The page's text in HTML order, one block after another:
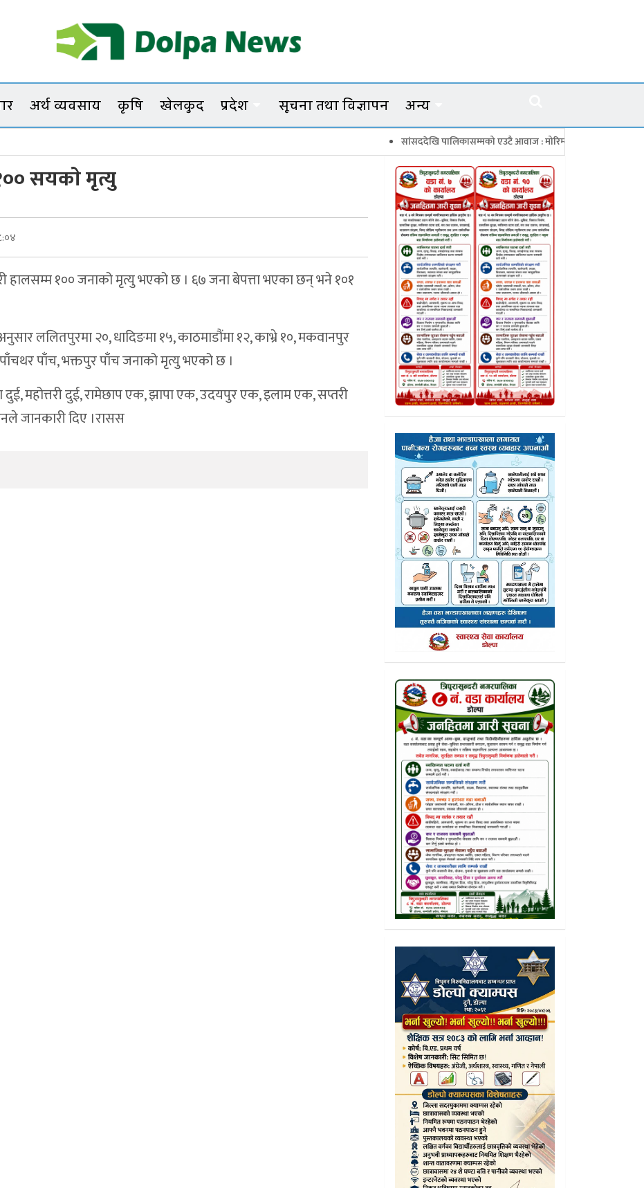
Dolpanews
अर्थ व्यवसाय कृषि खेलकुद प्रदेश सूचना तथा विज्ञापन अन्य
सांसददेखि पालिकासम्मको एउटै आवाज : मोरिम्ला–क्याटो नाका तत्काल खोल
सयकाे मृत्यु
हालसम्म १०० जनाको मृत्यु भएको छ । ६७ जना बेपत्ता भएका छन् भने १०१
ललितपुरमा २०, धादिङमा १५, काठमाडौंमा १२, काभ्रे १०, मकवानपुर
पाँच, भक्तपुर पाँच जनाको मृत्यु भएको छ ।
महोत्तरी दुई, रामेछाप एक, झापा एक, उदयपुर एक, इलाम एक, सप्तरी
जानकारी दिए ।रासस